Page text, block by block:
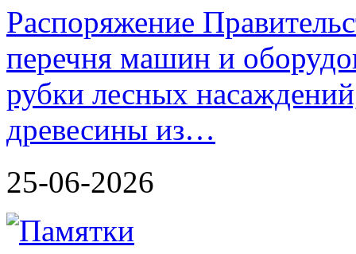
Распоряжение
перечня машин и
рубки лесных
древесины из…
25-06-2026